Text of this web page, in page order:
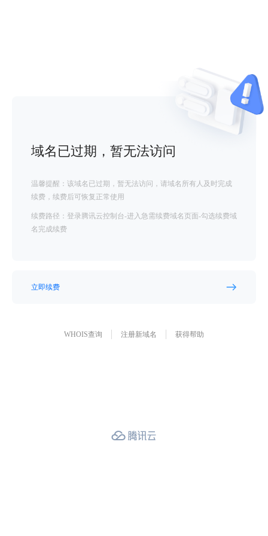
域名已过期，暂无法访问
温馨提醒：该域名已过期，暂无法访问，请域名所有人及时完成
续费，续费后可恢复正常使用
续费路径：登录腾讯云控制台-进入急需续费域名页面-勾选续费域
名完成续费
立即续费
WHOIS查询 注册新域名 获得帮助